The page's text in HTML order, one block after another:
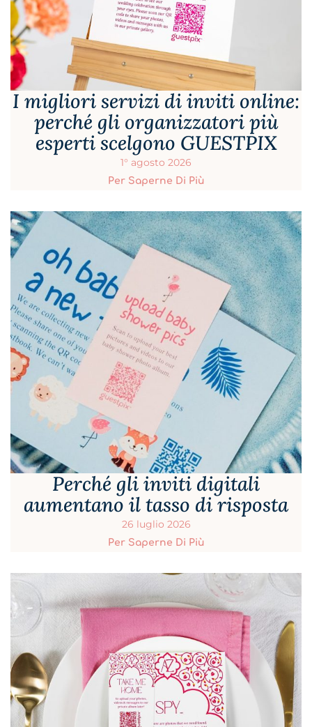
I migliori servizi di inviti online:
perché gli organizzatori più
esperti scelgono GUESTPIX
1° agosto 2026
Per Saperne Di Più
Perché gli inviti digitali
aumentano il tasso di risposta
26 luglio 2026
Per Saperne Di Più